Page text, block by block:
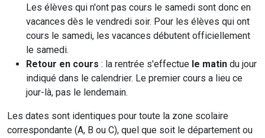
Les élèves qui n'ont pas cours le samedi sont donc en
vacances dès le vendredi soir. Pour les élèves qui ont
cours le samedi, les vacances débutent officiellement
le samedi.
Retour en cours : la rentrée s'effectue le matin du jour
indiqué dans le calendrier. Le premier cours a lieu ce
jour-là, pas le lendemain.
Les dates sont identiques pour toute la zone scolaire
correspondante (A, B ou C), quel que soit le département ou